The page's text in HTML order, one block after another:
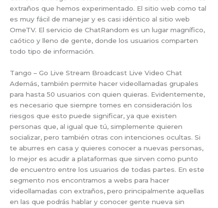
extraños que hemos experimentado. El sitio web como tal
es muy fácil de manejar y es casi idéntico al sitio web
OmeTV. El servicio de ChatRandom es un lugar magnífico,
caótico y lleno de gente, donde los usuarios comparten
todo tipo de información.
Tango – Go Live Stream Broadcast Live Video Chat
Además, también permite hacer videollamadas grupales
para hasta 50 usuarios con quien quieras. Evidentemente,
es necesario que siempre tomes en consideración los
riesgos que esto puede significar, ya que existen
personas que, al igual que tú, simplemente quieren
socializar, pero también otras con intenciones ocultas. Si
te aburres en casa y quieres conocer a nuevas personas,
lo mejor es acudir a plataformas que sirven como punto
de encuentro entre los usuarios de todas partes. En este
segmento nos encontramos a webs para hacer
videollamadas con extraños, pero principalmente aquellas
en las que podrás hablar y conocer gente nueva sin